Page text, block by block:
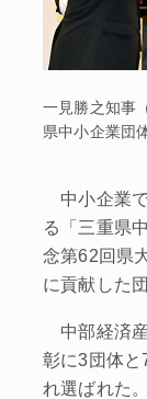
一見勝之知事
県中小企業団
中小企業
る「三重県
念第62回県
に貢献した
中部経済
彰に3団体と
れ選ばれた。